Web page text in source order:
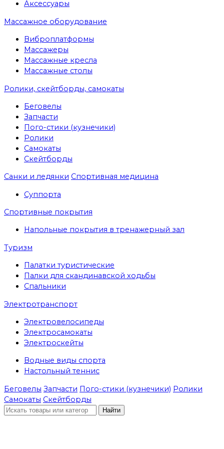
Аксессуары
Массажное оборудование
Виброплатформы
Массажеры
Массажные кресла
Массажные столы
Ролики, скейтборды, самокаты
Беговелы
Запчасти
Пого-стики (кузнечики)
Ролики
Самокаты
Скейтборды
Санки и ледянки Спортивная медицина
Суппорта
Спортивные покрытия
Напольные покрытия в тренажерный зал
Туризм
Палатки туристические
Палки для скандинавской ходьбы
Спальники
Электротранспорт
Электровелосипеды
Электросамокаты
Электроскейты
Водные виды спорта
Настольный теннис
Беговелы Запчасти Пого-стики (кузнечики) Ролики
Самокаты Скейтборды
Найти